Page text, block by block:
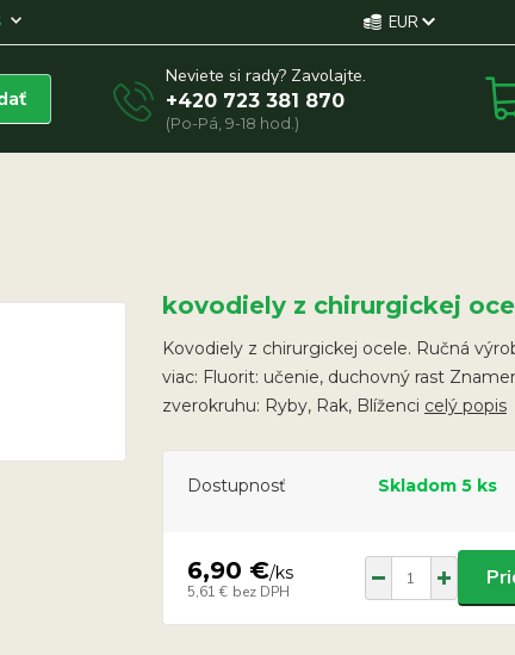
EUR
Neviete si rady? Zavolajte.
+420 723 381 870
(Po-Pá, 9-18 hod.)
kovodiely z chirurgickej
Kovodiely z chirurgickej ocele. Ručná
viac: Fluorit: učenie, duchovný rast
zverokruhu: Ryby, Rak, Blíženci celý popis
Dostupnosť Skladom 5 ks
6,90 €/ks
5,61 € bez DPH